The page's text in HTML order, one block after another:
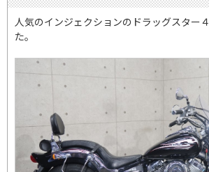
人気のインジェクションのドラッグスター
た。